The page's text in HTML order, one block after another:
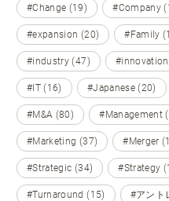
#Change (19) #Company
#expansion (20) #Family
#industry (47)
#IT (16) #Japanese (20)
#M&A (80) #Management
#Marketing (37) #Merger
#Strategic (34) #Strategy
#Turnaround (15) #アント